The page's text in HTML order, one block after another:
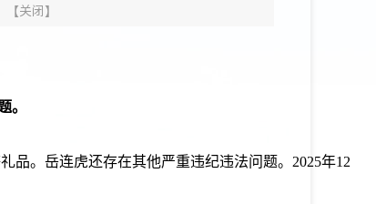
【关闭】
。
品。岳连虎还存在其他严重违纪违法问题。2025年12